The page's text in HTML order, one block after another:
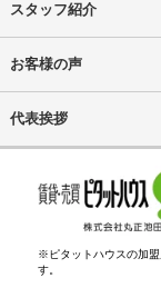
スタッフ紹介
お客様の声
代表挨拶
※ピタットハウスの加盟
す。